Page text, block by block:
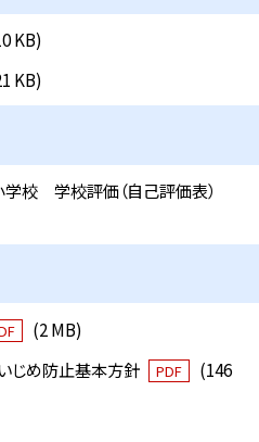
KB)
KB)
校 学校評価（自己評価表）
(2 MB)
じめ防止基本方針
PDF
(146